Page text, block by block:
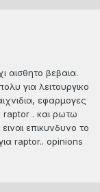
αισθητο βεβαια.
για λειτουργικο
εφαρμογες
raptor . και ρωτω
επικυνδυνο το
raptor.. opinions